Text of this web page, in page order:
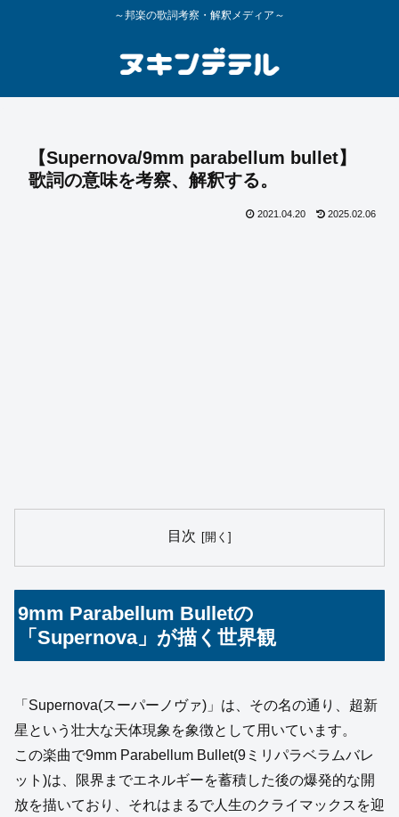
～邦楽の歌詞考察・解釈メディア～
【Supernova/9mm parabellum bullet】
歌詞の意味を考察、解釈する。
2021.04.20 2025.02.06
目次
9mm Parabellum Bulletの
「Supernova」が描く世界観
「Supernova(スーパーノヴァ)」は、その名の通り、超新
星という壮大な天体現象を象徴として用いています。
この楽曲で9mm Parabellum Bullet(9ミリパラベラムバレ
ット)は、限界までエネルギーを蓄積した後の爆発的な開
放を描いており、それはまるで人生のクライマックスを迎